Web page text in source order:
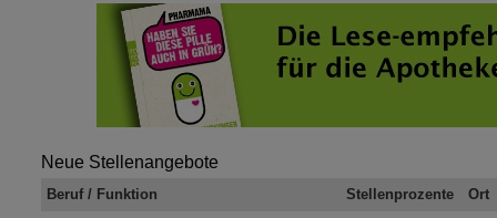
Neue Stellenangebote
Beruf / Funktion Stellenprozente
Ort